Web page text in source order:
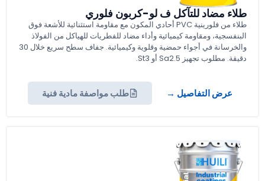
طلاء مضاد للتآكل ف لو-كربون فلوري
طلاء من فلورينية PVC أحادي المكون مع مقاومة استثنائية للأشعة فوق
البنفسجية، ومقاومة كيميائية وأداء مضاد للفطريات للهياكل من الفولاذ
والخرسانة في أجواء حمضية وقلوية وكيميائية. جفاف سطح سريع خلال 30
دقيقة. مطلوب تجهيز Sa2.5 أو St3.
عرض التفاصيل → طلب مواصفة مادية فنية